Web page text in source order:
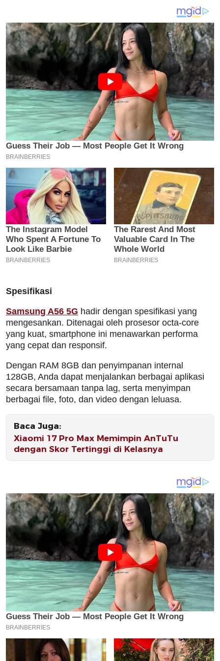
Spesifikasi
Samsung A56 5G hadir dengan spesifikasi yang
mengesankan. Ditenagai oleh prosesor octa-core
yang kuat, smartphone ini menawarkan performa
yang cepat dan responsif.
Dengan RAM 8GB dan penyimpanan internal
128GB, Anda dapat menjalankan berbagai aplikasi
secara bersamaan tanpa lag, serta menyimpan
berbagai file, foto, dan video dengan leluasa.
Baca Juga:
Xiaomi 17 Pro Max Memimpin AnTuTu
dengan Skor Tertinggi di Kelasnya